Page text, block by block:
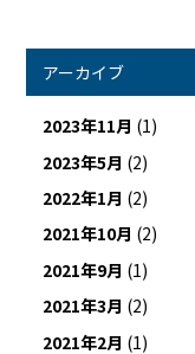
アーカイブ
2023年11月 (1)
2023年5月 (2)
2022年1月 (2)
2021年10月 (2)
2021年9月 (1)
2021年3月 (2)
2021年2月 (1)